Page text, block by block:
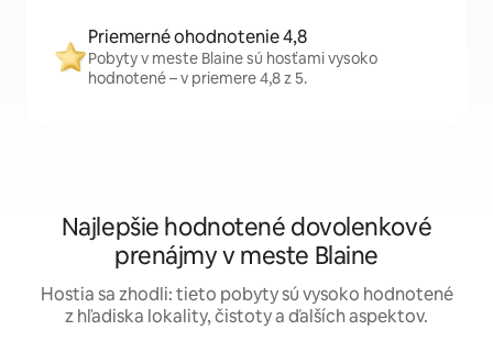
Priemerné ohodnotenie 4,8
Pobyty v meste Blaine sú hosťami vysoko
hodnotené – v priemere 4,8 z 5.
Najlepšie hodnotené dovolenkové
prenájmy v meste Blaine
Hostia sa zhodli: tieto pobyty sú vysoko hodnotené
z hľadiska lokality, čistoty a ďalších aspektov.